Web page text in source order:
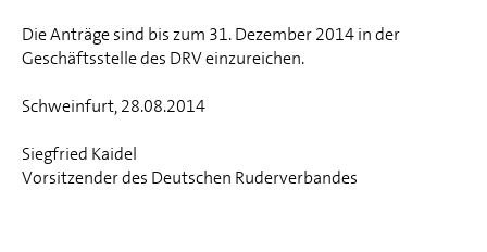
Die Anträge sind bis zum 31. Dezember 2014 in der
Geschäftsstelle des DRV einzureichen.
Schweinfurt, 28.08.2014
Siegfried Kaidel
Vorsitzender des Deutschen Ruderverbandes